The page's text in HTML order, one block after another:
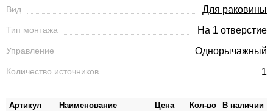
Вид Для раковины
Тип монтажа На 1 отверстие
Управление Однорычажный
Количество источников 1
Артикул Наименование Цена Кол-во В наличии